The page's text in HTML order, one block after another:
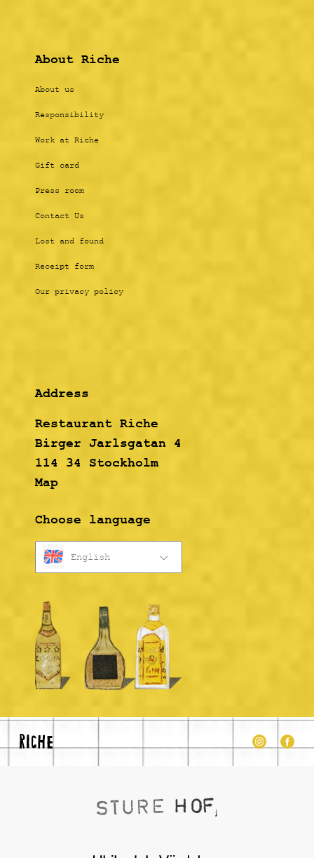
About Riche
About us
Responsibility
Work at Riche
Gift card
Press room
Contact Us
Lost and found
Receipt form
Our privacy policy
Address
Restaurant Riche
Birger Jarlsgatan 4
114 34 Stockholm
Map
Choose language
English